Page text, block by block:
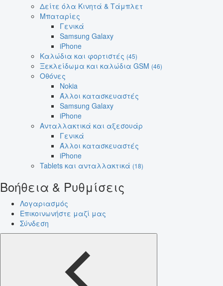
Δείτε όλα Κινητά & Τάμπλετ
Μπαταρίες
Γενικά
Samsung Galaxy
iPhone
Καλώδια και φορτιστές (45)
Ξεκλείδωμα και καλώδια GSM (46)
Οθόνες
Nokia
Άλλοι κατασκευαστές
Samsung Galaxy
iPhone
Ανταλλακτικά και αξεσουάρ
Γενικά
Άλλοι κατασκευαστές
iPhone
Tablets και ανταλλακτικά (18)
Βοήθεια & Ρυθμίσεις
Λογαριασμός
Επικοινωνήστε μαζί μας
Σύνδεση